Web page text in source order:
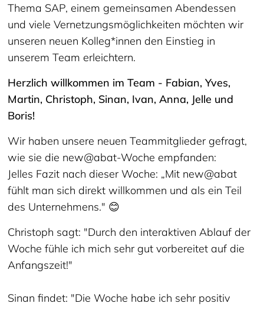
Thema SAP, einem gemeinsamen Abendessen
und viele Vernetzungsmöglichkeiten möchten wir
unseren neuen Kolleg*innen den Einstieg in
unserem Team erleichtern.
Herzlich willkommen im Team - Fabian, Yves,
Martin, Christoph, Sinan, Ivan, Anna, Jelle und
Boris!
Wir haben unsere neuen Teammitglieder gefragt,
wie sie die new@abat-Woche empfanden:
Jelles Fazit nach dieser Woche: „Mit new@abat
fühlt man sich direkt willkommen und als ein Teil
des Unternehmens." 😊
Christoph sagt: "Durch den interaktiven Ablauf der
Woche fühle ich mich sehr gut vorbereitet auf die
Anfangszeit!"
Sinan findet: "Die Woche habe ich sehr positiv